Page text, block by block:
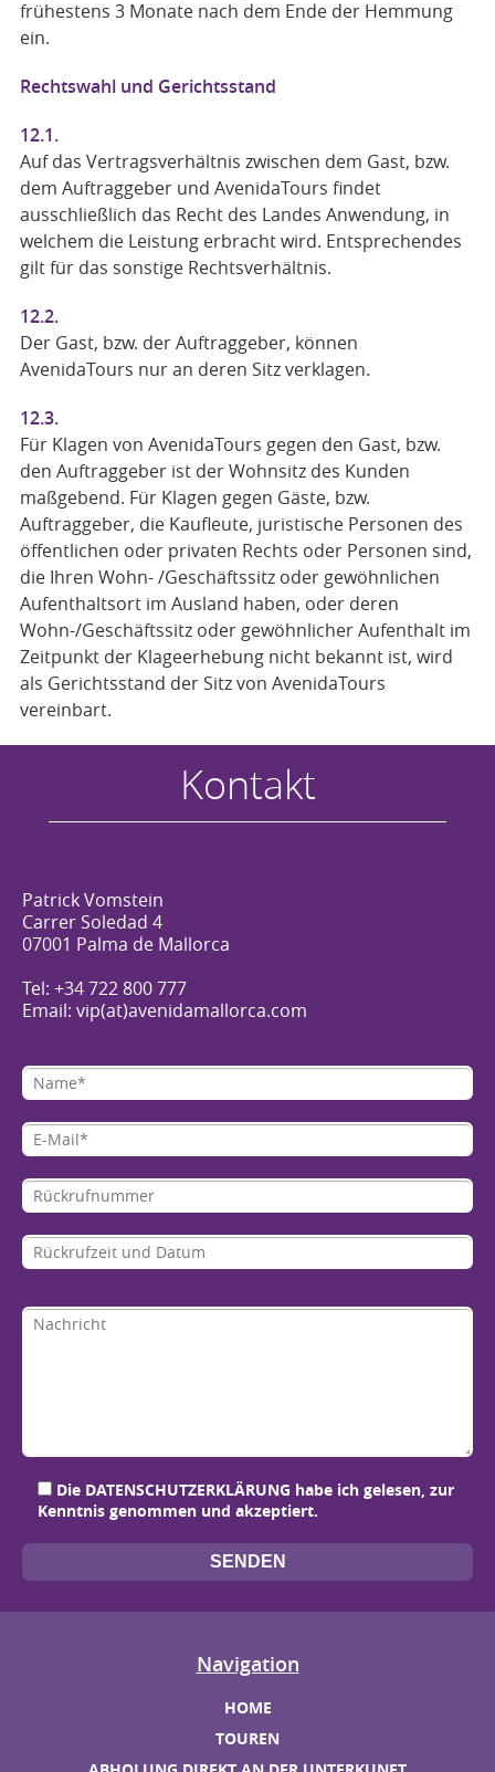
frühestens 3 Monate nach dem Ende der Hemmung
ein.
Rechtswahl und Gerichtsstand
12.1.
Auf das Vertragsverhältnis zwischen dem Gast, bzw.
dem Auftraggeber und AvenidaTours findet
ausschließlich das Recht des Landes Anwendung, in
welchem die Leistung erbracht wird. Entsprechendes
gilt für das sonstige Rechtsverhältnis.
12.2.
Der Gast, bzw. der Auftraggeber, können
AvenidaTours nur an deren Sitz verklagen.
12.3.
Für Klagen von AvenidaTours gegen den Gast, bzw.
den Auftraggeber ist der Wohnsitz des Kunden
maßgebend. Für Klagen gegen Gäste, bzw.
Auftraggeber, die Kaufleute, juristische Personen des
öffentlichen oder privaten Rechts oder Personen sind,
die Ihren Wohn- /Geschäftssitz oder gewöhnlichen
Aufenthaltsort im Ausland haben, oder deren
Wohn-/Geschäftssitz oder gewöhnlicher Aufenthalt im
Zeitpunkt der Klageerhebung nicht bekannt ist, wird
als Gerichtsstand der Sitz von AvenidaTours
vereinbart.
Kontakt
Patrick Vomstein
Carrer Soledad 4
07001 Palma de Mallorca
Tel: +34 722 800 777
Email: vip(at)avenidamallorca.com
Die DATENSCHUTZERKLÄRUNG habe ich gelesen, zur
Kenntnis genommen und akzeptiert.
Navigation
HOME
TOUREN